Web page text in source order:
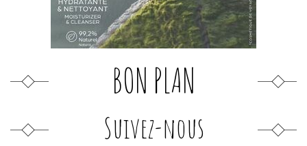
BON PLAN
Suivez-nous